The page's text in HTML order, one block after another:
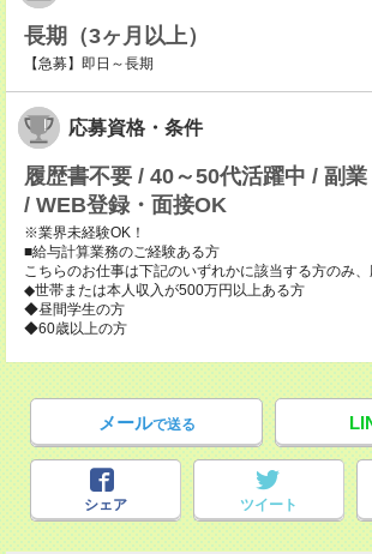
長期（3ヶ月以上）
【急募】即日～長期
応募資格・条件
履歴書不要 / 40～50代活躍中 / 副
/ WEB登録・面接OK
※業界未経験OK！
■給与計算業務のご経験ある方
こちらのお仕事は下記のいずれかに該当する方のみ、
◆世帯または本人収入が500万円以上ある方
◆昼間学生の方
◆60歳以上の方
メールで送る
シェア ツイート